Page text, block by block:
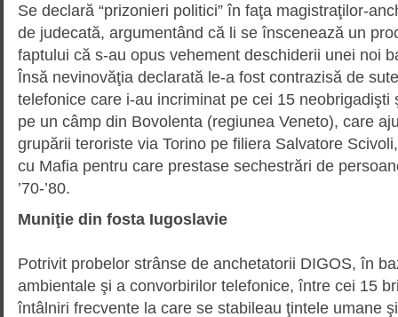
Se declară “prizonieri politici” în faţa magistraţilor-
de jude­cată, argumentând că li se înscenează un
faptului că s-au opus vehement deschiderii unei noi
Însă nevinovăţia declarată le-a fost contrazisă de
telefonice care i-au incriminat pe cei 15 neobrigadişti
pe un câmp din Bovolenta (regiunea Veneto), care
grupării teroriste via Torino pe filiera Salvatore
cu Mafia pentru care prestase sechestrări de
’70-’80.
Muniţie din fosta Iugoslavie
Potrivit probelor strânse de anche­tatorii DIGOS, în
ambientale şi a convorbirilor tele­fo­ni­ce, între cei 15
întâlniri frecvente la care se stabileau ţintele umane